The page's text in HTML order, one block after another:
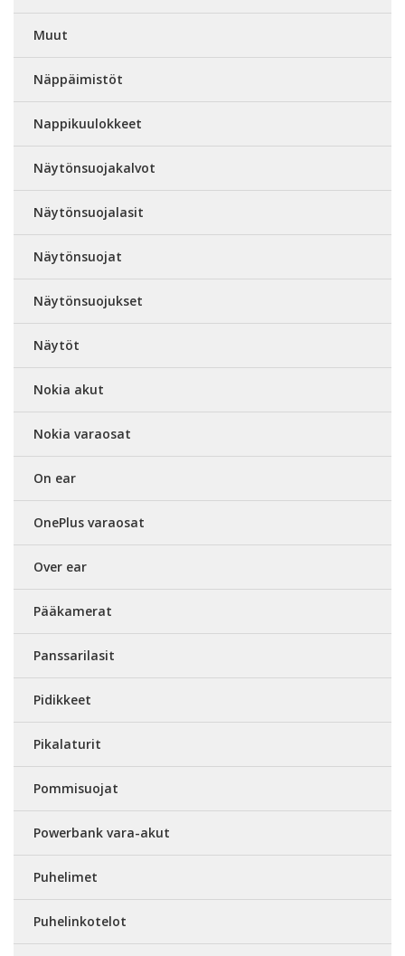
Muut
Näppäimistöt
Nappikuulokkeet
Näytönsuojakalvot
Näytönsuojalasit
Näytönsuojat
Näytönsuojukset
Näytöt
Nokia akut
Nokia varaosat
On ear
OnePlus varaosat
Over ear
Pääkamerat
Panssarilasit
Pidikkeet
Pikalaturit
Pommisuojat
Powerbank vara-akut
Puhelimet
Puhelinkotelot